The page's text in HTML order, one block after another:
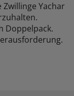
Yachar
Doppelpack.